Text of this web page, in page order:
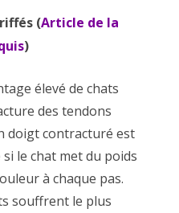
(Article de la
)
élevé de chats
des tendons
doigt contracturé est
le chat met du poids
à chaque pas.
souffrent le plus